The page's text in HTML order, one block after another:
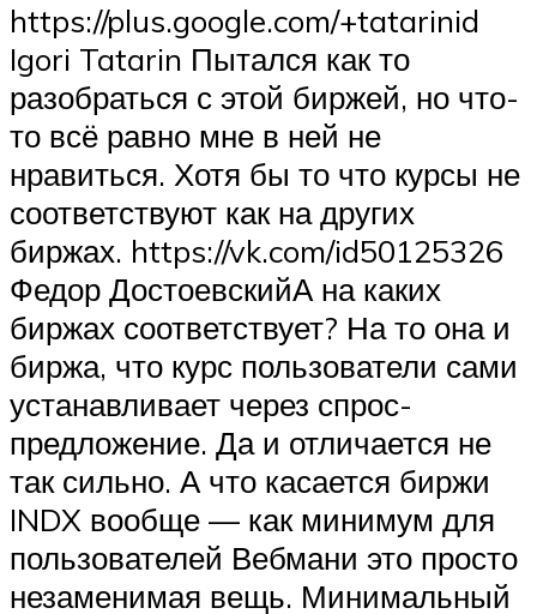
https://plus.google.com/+tatarinid
Igori Tatarin Пытался как то
разобраться с этой биржей, но что-
то всё равно мне в ней не
нравиться. Хотя бы то что курсы не
соответствуют как на других
биржах. https://vk.com/id50125326
Федор ДостоевскийА на каких
биржах соответствует? На то она и
биржа, что курс пользователи сами
устанавливает через спрос-
предложение. Да и отличается не
так сильно. А что касается биржи
INDX вообще — как минимум для
пользователей Вебмани это просто
незаменимая вещь. Минимальный